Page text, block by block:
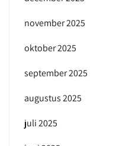
november 2025
oktober 2025
september 2025
augustus 2025
juli 2025